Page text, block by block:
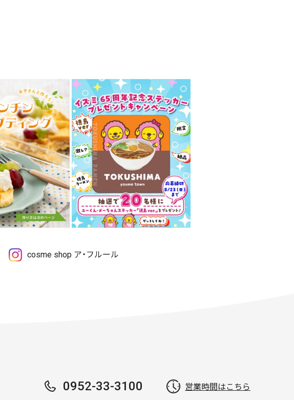
cosme shop ア・フルール
0952-33-3100 営業時間はこちら